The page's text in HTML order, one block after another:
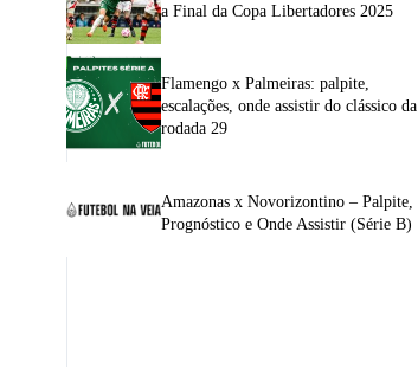
a Final da Copa Libertadores 2025
Flamengo x Palmeiras: palpite,
escalações, onde assistir do clássico da
rodada 29
Amazonas x Novorizontino – Palpite,
Prognóstico e Onde Assistir (Série B)